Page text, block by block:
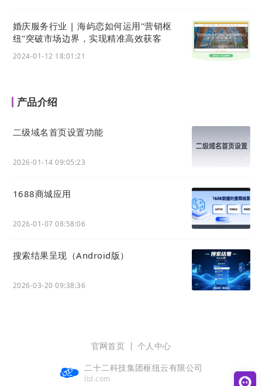
婚庆服务行业 | 海屿恋如何运用"营销枢
纽"突破市场边界，实现精准高效获客
2024-01-12 18:01:21
产品介绍
二级域名首页设置功能
2026-01-14 09:05:23
1688商城应用
2026-01-07 08:58:06
搜索结果呈现（Android版）
2026-03-20 09:38:36
官网首页
个人中心
二十二科技集团枢纽云有限公司
ltd.com